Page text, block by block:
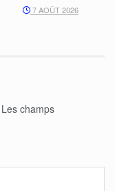
7 AOÛT 2026
Les champs